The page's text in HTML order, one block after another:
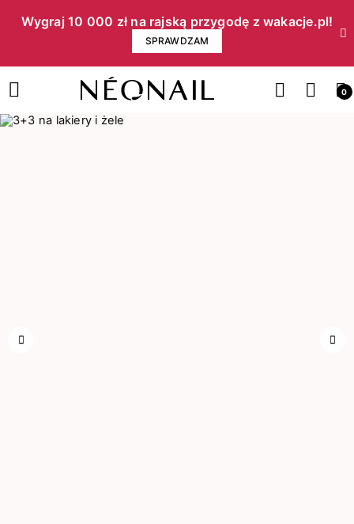
Wygraj 10 000 zł na rajską przygodę z wakacje.pl!​
SPRAWDZAM
0